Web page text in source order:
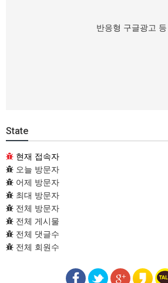
반응형 구글광고 등
State
현재 접속자
오늘 방문자
어제 방문자
최대 방문자
전체 방문자
전체 게시물
전체 댓글수
전체 회원수